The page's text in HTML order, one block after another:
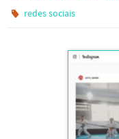
redes sociais